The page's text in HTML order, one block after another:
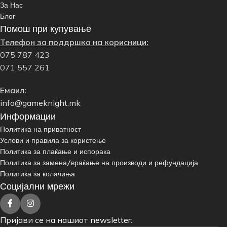
За Нас
Блог
Помош при купување
Телефон за поддршка на корисници:
075 787 423
071 557 261
Емаил:
info@gameknight.mk
Информации
Политика на приватност
Услови и правила за користење
Политика за плаќање и испорака
Политика за замена/враќање на производи и рефундација
Политика за колачиња
Социјални мрежи
Пријави се на нашиот newsletter: